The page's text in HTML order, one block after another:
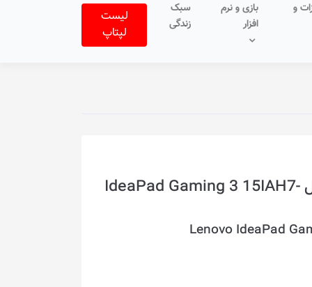
و
بازی و نرم
افزار
سبک
زندگی
لیست
لپتاپ
لپ تاپ گیمینگ 15.6 اینچ لنوو مدل IdeaPad Gaming 3 15IAH7-
Lenovo IdeaPad